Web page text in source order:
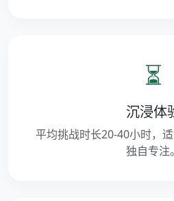
⏳
沉浸体
平均挑战时长20-40小时，
独自专注。